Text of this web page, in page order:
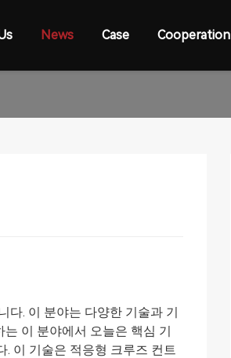
News Case Cooperation
다. 이 분야는 다양한 기술과 기
이 분야에서 오늘은 핵심 기
이 기술은 적응형 크루즈 컨트